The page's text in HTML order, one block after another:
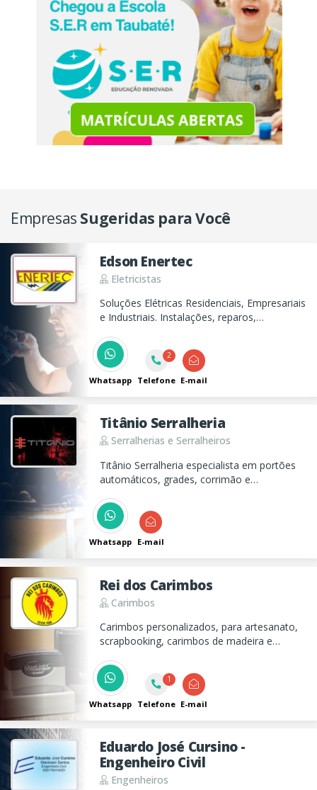
Empresas Sugeridas para Você
Edson Enertec
Eletricistas
Soluções Elétricas Residenciais, Empresariais
e Industriais. Instalações, reparos,
no pagamento. Orçamento sem
compromisso.
Whatsapp
2
Telefone E-mail
Titânio Serralheria
Serralherias e Serralheiros
Titânio Serralheria especialista em portões
automáticos, grades, corrimão e
venda diferenciado.
Whatsapp E-mail
Rei dos Carimbos
Carimbos
Carimbos personalizados, para artesanato,
scrapbooking, carimbos de madeira e
personalizadas em TNT e muito mais
Whatsapp
1
Telefone E-mail
Eduardo José Cursino -
Engenheiro Civil
Engenheiros